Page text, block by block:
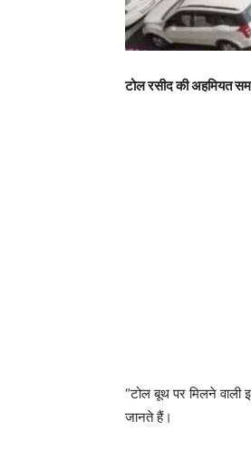
टोल रसीद की अहमियत
“टोल बूथ पर मिलने
जानते हैं।